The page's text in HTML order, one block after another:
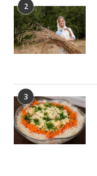
2
3